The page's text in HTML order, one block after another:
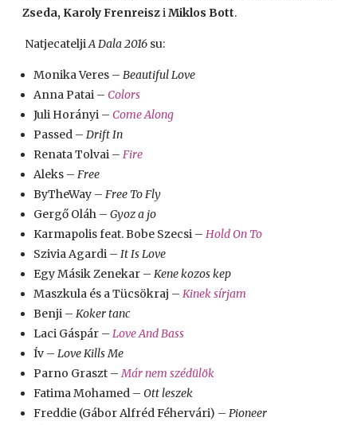
Zseda, Karoly FrenreisziMiklos Bott.
NatjecateljiA Dala 2016 su:
Monika Veres – Beautiful Love
Anna Patai – Colors
Juli Horányi – Come Along
Passed – Drift In
Renata Tolvai – Fire
Aleks – Free
ByTheWay – Free To Fly
Gergő Oláh – Gyoz a jo
Karmapolis feat. Bobe Szecsi – Hold On To
Szivia Agardi – It Is Love
Egy Másik Zenekar – Kene kozos kep
Maszkula és a Tücsökraj – Kinek sírjam
Benji – Koker tanc
Laci Gáspár – Love And Bass
Ív – Love Kills Me
Parno Graszt –Már nem szédülök
Fatima Mohamed – Ott leszek
Freddie (Gábor Alfréd Féhervári) – Pioneer